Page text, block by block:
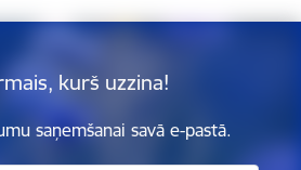
kurš uzzina!
saņemšanai savā e-pastā.